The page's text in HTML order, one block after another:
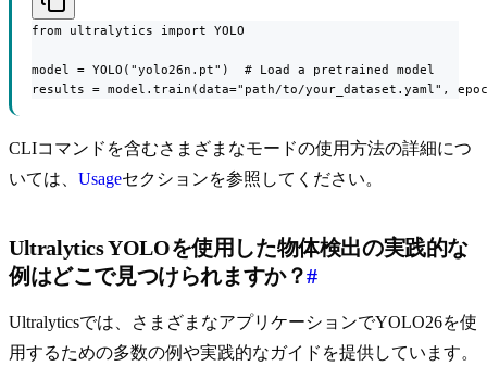
from ultralytics import YOLO
model = YOLO("yolo26n.pt")  # Load a pretrained model
results = model.train(data="path/to/your_dataset.yaml",
CLIコマンドを含むさまざまなモードの使用方法の詳細につ
いては、 Usageセクションを参照してください。
Ultralytics YOLOを使用した物体検出の実践的な
例はどこで見つけられますか？#
Ultralyticsでは、さまざまなアプリケーションでYOLO26を使
用するための多数の例や実践的なガイドを提供しています。